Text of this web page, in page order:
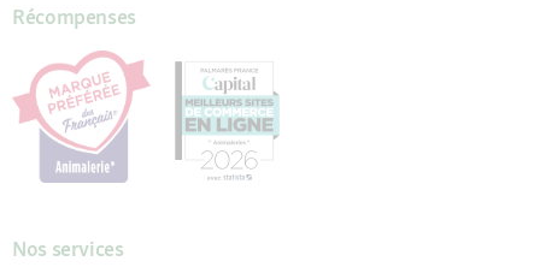
Récompenses
Nos services